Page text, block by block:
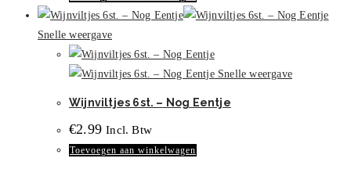
Snelle weergave
Snelle weergave
Wijnviltjes 6st. – Nog Eentje
€2.99 Incl. Btw
Toevoegen aan winkelwagen